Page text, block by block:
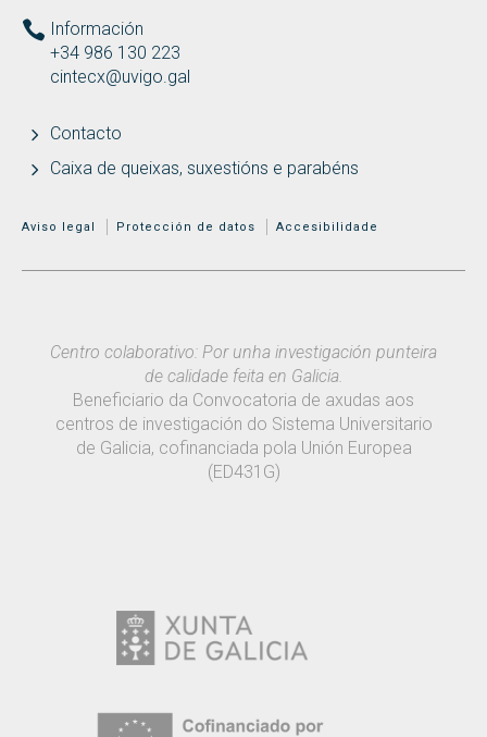
Información
+34 986 130 223
cintecx@uvigo.gal
Contacto
Caixa de queixas, suxestións e parabéns
MENÚ ADICIONAL
Aviso legal Protección de datos Accesibilidade
Centro colaborativo: Por unha investigación punteira
de calidade feita en Galicia.
Beneficiario da Convocatoria de axudas aos
centros de investigación do Sistema Universitario
de Galicia, cofinanciada pola Unión Europea
(ED431G)